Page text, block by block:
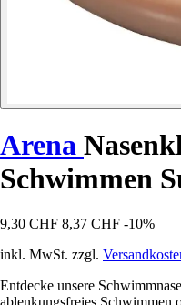
Arena
Schwimmen
9,30 CHF 8,37 CHF -10%
inkl. MwSt. zzgl.
Entdecke unsere
ablenkungsfreies Schwimmen